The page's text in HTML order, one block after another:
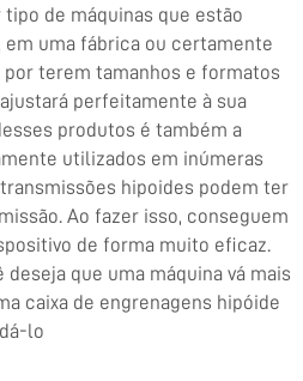
de máquinas que estão
em uma fábrica ou certamente
por terem tamanhos e formatos
perfeitamente à sua
produtos é também a
utilizados em inúmeras
hipoides podem ter
Ao fazer isso, conseguem
de forma muito eficaz.
deseja que uma máquina vá mais
caixa de engrenagens hipóide
lo